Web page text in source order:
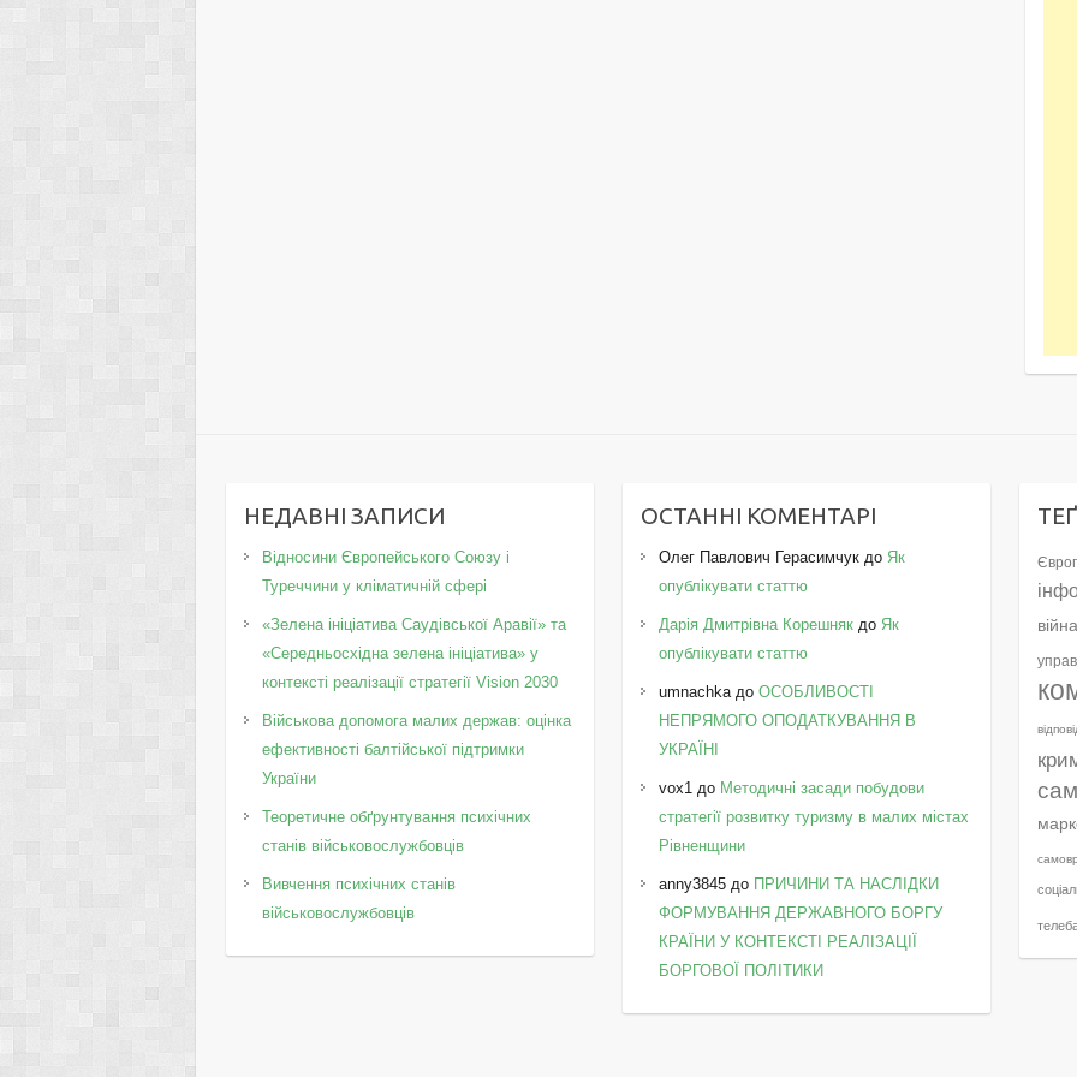
НЕДАВНІ ЗАПИСИ
Відносини Європейського Союзу і
Туреччини у кліматичній сфері
«Зелена ініціатива Саудівської Аравії» та
«Середньосхідна зелена ініціатива» у
контексті реалізації стратегії Vision 2030
Військова допомога малих держав: оцінка
ефективності балтійської підтримки
України
Теоретичне обґрунтування психічних
станів військовослужбовців
Вивчення психічних станів
військовослужбовців
ОСТАННІ КОМЕНТАРІ
Олег Павлович Герасимчук до Як
опублікувати статтю
Дарія Дмитрівна Корешняк до Як
опублікувати статтю
umnachkaдоОСОБЛИВОСТІ
НЕПРЯМОГО ОПОДАТКУВАННЯ В
УКРАЇНІ
vox1 до Методичні засади побудови
стратегії розвитку туризму в малих містах
Рівненщини
anny3845 до ПРИЧИНИ ТА НАСЛІДКИ
ФОРМУВАННЯ ДЕРЖАВНОГО БОРГУ
КРАЇНИ У КОНТЕКСТІ РЕАЛІЗАЦІЇ
БОРГОВОЇ ПОЛІТИКИ
війна